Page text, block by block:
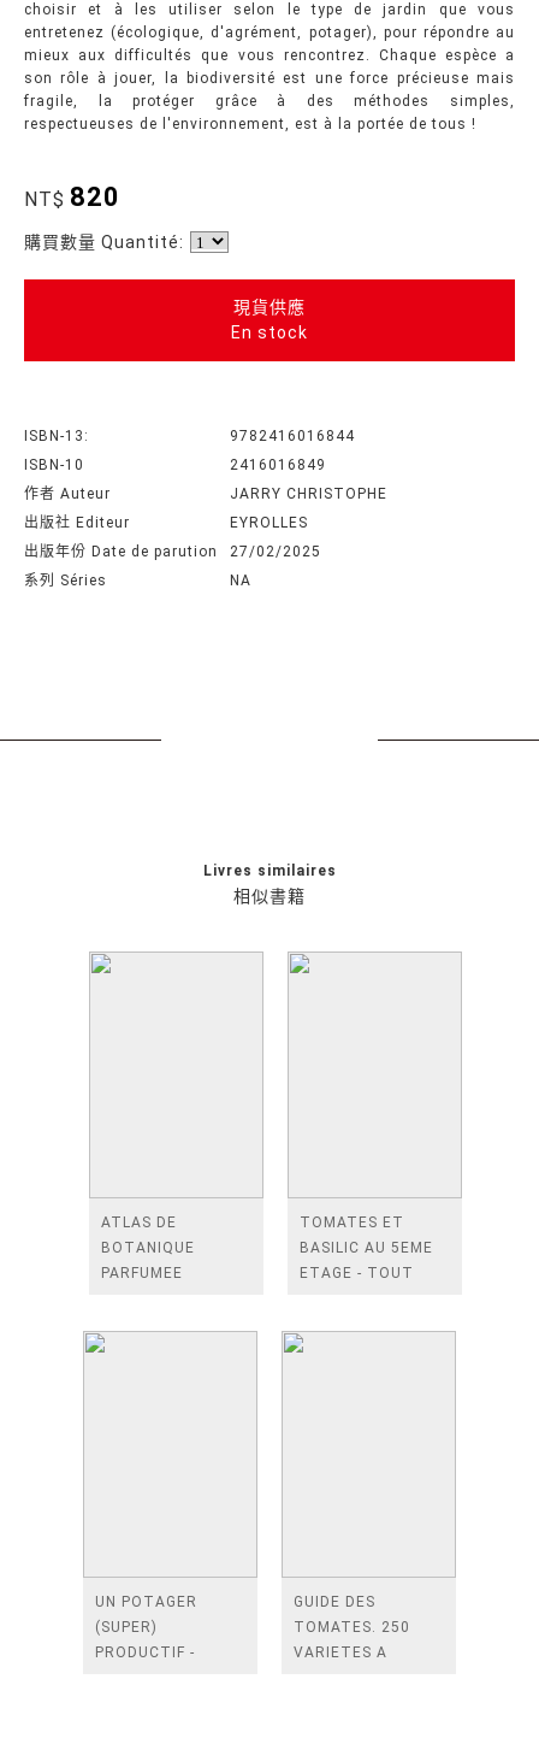
choisir et à les utiliser selon le type de jardin que vous
entretenez (écologique, d'agrément, potager), pour répondre au
mieux aux difficultés que vous rencontrez. Chaque espèce a
son rôle à jouer, la biodiversité est une force précieuse mais
fragile, la protéger grâce à des méthodes simples,
respectueuses de l'environnement, est à la portée de tous !
NT$ 820
購買數量 Quantité:
現貨供應
En stock
ISBN-13:
9782416016844
ISBN-10
2416016849
作者 Auteur
JARRY CHRISTOPHE
出版社 Editeur
EYROLLES
出版年份 Date de parution
27/02/2025
系列 Séries
NA
相似書籍
Livres similaires
ATLAS DE
BOTANIQUE
PARFUMEE
TOMATES ET
BASILIC AU 5EME
ETAGE - TOUT
DE BALCON
UN POTAGER
(SUPER)
PRODUCTIF -
GUIDE DES
TOMATES. 250
VARIETES A